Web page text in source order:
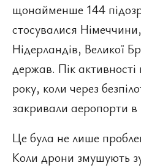
щонайменше 144
стосувалися
Нідерландів, Великої
держав. Пік
року, коли через
закривали аеропорти в
Це була не лише
Коли дрони змушують